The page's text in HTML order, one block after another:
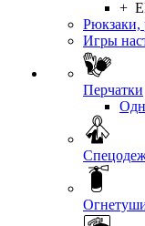
+
Рюкзаки,
Игры
Перчатки